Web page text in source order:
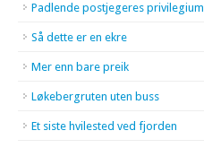
Padlende postjegeres privilegium
Så dette er en ekre
Mer enn bare preik
Løkebergruten uten buss
Et siste hvilested ved fjorden